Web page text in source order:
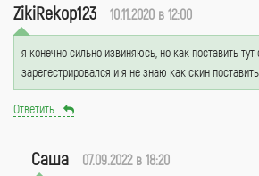
ZikiRekop123 10.11.2020 в 12:00
я конечно сильно извиняюсь, но как поставить тут
зарегестрировался и я не знаю как скин поставить
Ответить
Саша 07.09.2022 в 18:20